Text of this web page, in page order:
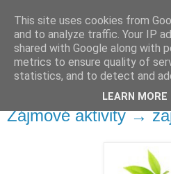
Runtime
Runtime je místo pro eseje,
Zájmové aktivity →
This site uses cookies from
and to analyze traffic. Your IP
shared with Google along with
metrics to ensure quality of
statistics, and to detect and
LEARN MORE